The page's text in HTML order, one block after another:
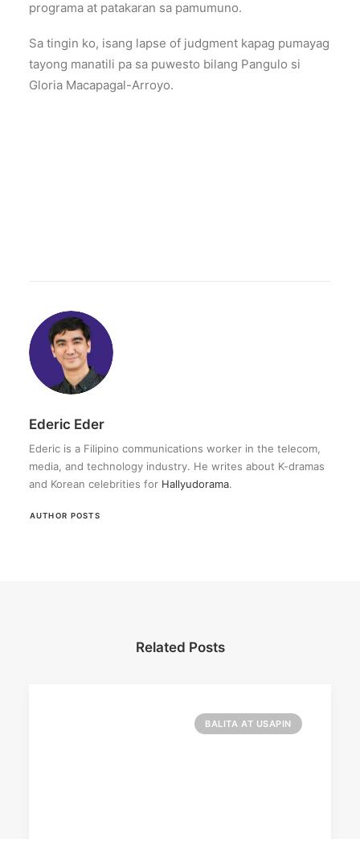
programa at patakaran sa pamumuno.
Sa tingin ko, isang lapse of judgment kapag pumayag
tayong manatili pa sa puwesto bilang Pangulo si
Gloria Macapagal-Arroyo.
Ederic Eder
Ederic is a Filipino communications worker in the telecom,
media, and technology industry. He writes about K-dramas
and Korean celebrities for Hallyudorama.
AUTHOR POSTS
Related Posts
BALITA AT USAPIN